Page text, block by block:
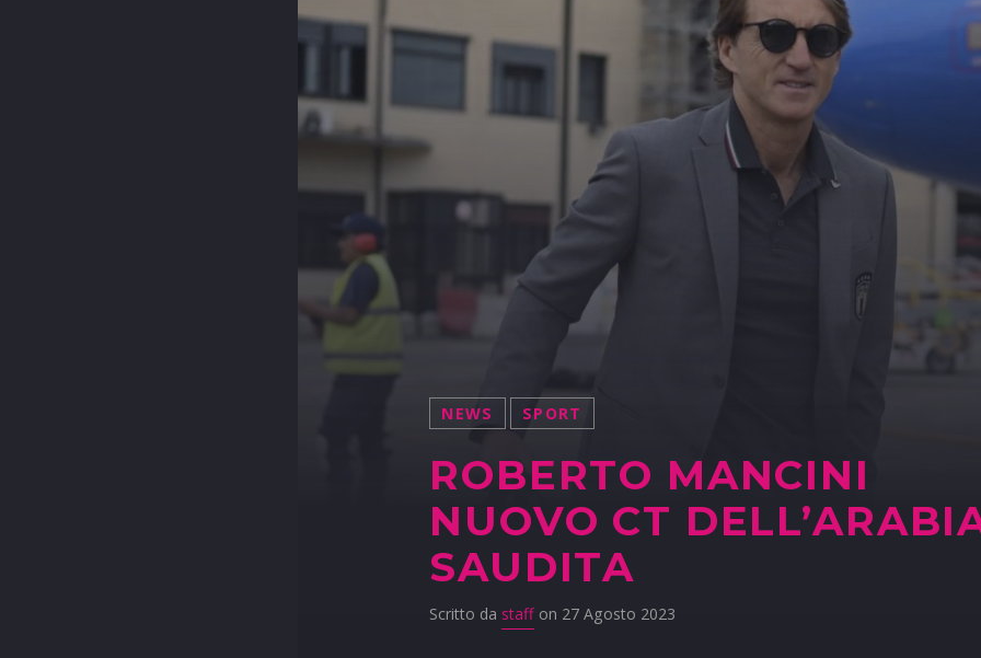
NEWS SPORT
ROBERTO MANCINI
NUOVO CT
SAUDITA
Scritto da staff on 27 Agosto 2023